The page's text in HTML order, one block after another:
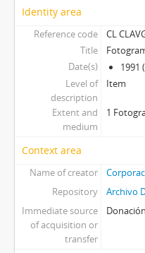
Identity area
Reference code
CL
Title
Date(s)
1991
Level of
description
Item
Extent and
medium
1
Context area
Name of creator
Repository
Archivo
Immediate source
of acquisition or
transfer
Donación